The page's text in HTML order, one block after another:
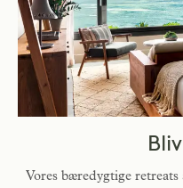
Vores bæredygtige